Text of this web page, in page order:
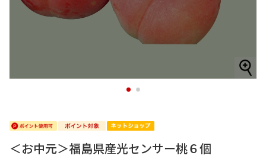
1 2
＜お中元＞福島県産光センサー桃６個